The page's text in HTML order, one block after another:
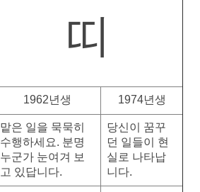
띠
1962년생 1974년생
맡은 일을 묵묵히
수행하세요. 분명
누군가 눈여겨 보
고 있답니다.
당신이 꿈꾸
던 일들이 현
실로 나타납
니다.